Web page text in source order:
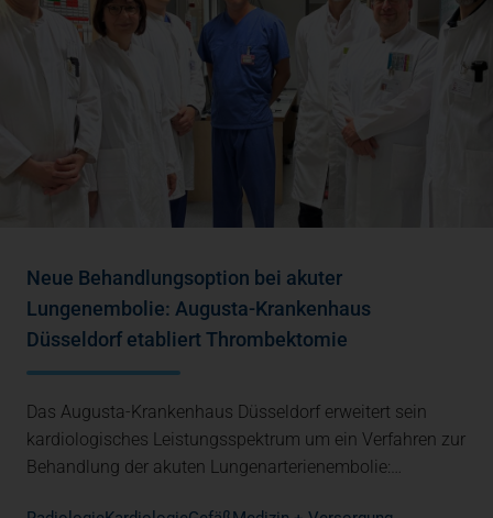
Neue Behandlungsoption bei akuter
Lungenembolie: Augusta-Krankenhaus
Düsseldorf etabliert Thrombektomie
Das Augusta-Krankenhaus Düsseldorf erweitert sein
kardiologisches Leistungsspektrum um ein Verfahren zur
Behandlung der akuten Lungenarterienembolie:…